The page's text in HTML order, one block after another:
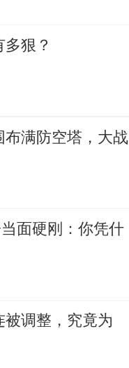
狠？
满防空塔，大战
面硬刚：你凭什
调整，究竟为